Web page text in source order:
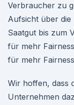
Verbraucher zu
Aufsicht über die
Saatgut bis zum
für mehr
für mehr
Wir hoffen, dass
Unternehmen